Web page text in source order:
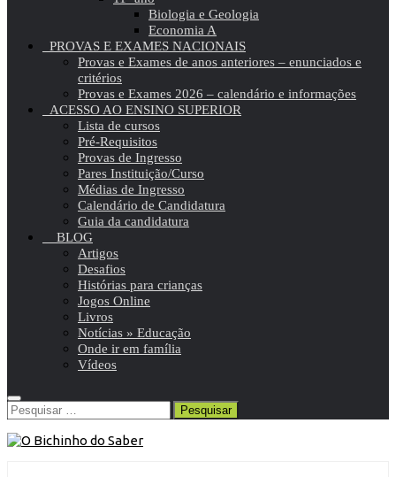
Biologia e Geologia
Economia A
PROVAS E EXAMES NACIONAIS
Provas e Exames de anos anteriores – enunciados e
critérios
Provas e Exames 2026 – calendário e informações
ACESSO AO ENSINO SUPERIOR
Lista de cursos
Pré-Requisitos
Provas de Ingresso
Pares Instituição/Curso
Médias de Ingresso
Calendário de Candidatura
Guia da candidatura
BLOG
Artigos
Desafios
Histórias para crianças
Jogos Online
Livros
Notícias » Educação
Onde ir em família
Vídeos
Pesquisar
por: